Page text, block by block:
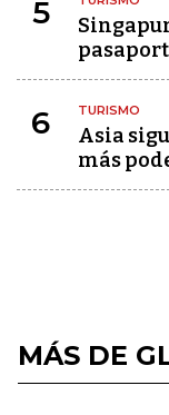
5
6 TURISMO
Asia
más
MÁS DE